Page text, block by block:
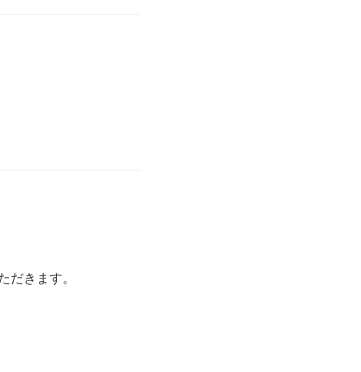
だきます。